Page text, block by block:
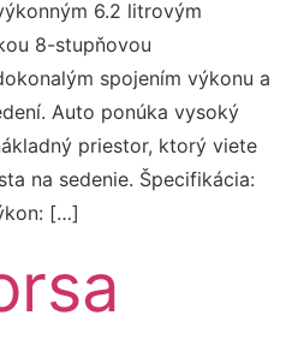
6.2 litrovým
8-stupňovou
spojením výkonu a
Auto ponúka vysoký
priestor, ktorý viete
na sedenie. Špecifikácia:
[…]